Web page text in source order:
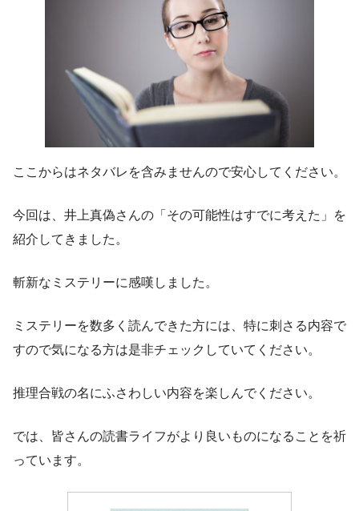
ここからはネタバレを含みませんので安心してください。
今回は、井上真偽さんの「その可能性はすでに考えた」を
紹介してきました。
斬新なミステリーに感嘆しました。
ミステリーを数多く読んできた方には、特に刺さる内容で
すので気になる方は是非チェックしていてください。
推理合戦の名にふさわしい内容を楽しんでください。
では、皆さんの読書ライフがより良いものになることを祈
っています。